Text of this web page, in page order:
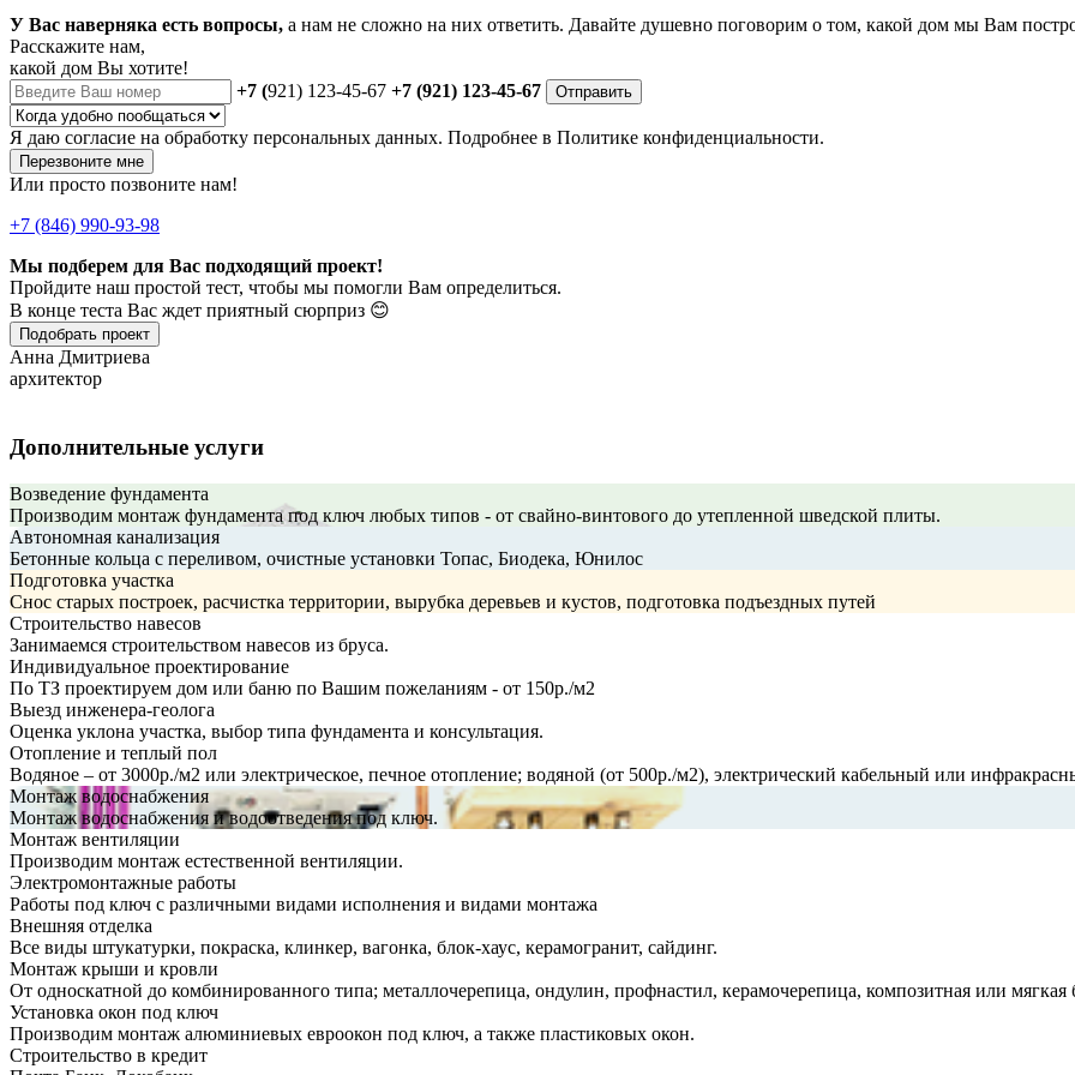
У Вас наверняка есть вопросы, а нам не сложно на них ответить. Давайте душевно поговорим о том, какой дом мы Вам
Расскажите нам,
какой дом Вы хотите!
+7 (921) 123-45-67 +7 (921) 123-45-67 Отправить
Я даю согласие на обработку персональных данных. Подробнее в Политике конфиденциальности.
Перезвоните мне
Или просто позвоните нам!
+7 (846) 990-93-98
Мы подберем для Вас подходящий проект!
Пройдите наш простой тест, чтобы мы помогли Вам определиться.
В конце теста Вас ждет приятный сюрприз 😊
Подобрать проект
Анна Дмитриева
архитектор
Дополнительные услуги
Возведение фундамента
Производим монтаж фундамента под ключ любых типов - от свайно-винтового до утепленной шведской плиты.
Автономная канализация
Бетонные кольца с переливом, очистные установки Топас, Биодека, Юнилос
Подготовка участка
Снос старых построек, расчистка территории, вырубка деревьев и кустов, подготовка подъездных путей
Строительство навесов
Занимаемся строительством навесов из бруса.
Индивидуальное проектирование
По ТЗ проектируем дом или баню по Вашим пожеланиям - от 150р./м2
Выезд инженера-геолога
Оценка уклона участка, выбор типа фундамента и консультация.
Отопление и теплый пол
Водяное – от 3000р./м2 или электрическое, печное отопление; водяной (от 500р./м2), электрический кабельный или
Монтаж водоснабжения
Монтаж водоснабжения и водоотведения под ключ.
Монтаж вентиляции
Производим монтаж естественной вентиляции.
Электромонтажные работы
Работы под ключ с различными видами исполнения и видами монтажа
Внешняя отделка
Все виды штукатурки, покраска, клинкер, вагонка, блок-хаус, керамогранит, сайдинг.
Монтаж крыши и кровли
От односкатной до комбинированного типа; металлочерепица, ондулин, профнастил, керамочерепица, композитная или мягкая
Установка окон под ключ
Производим монтаж алюминиевых евроокон под ключ, а также пластиковых окон.
Строительство в кредит